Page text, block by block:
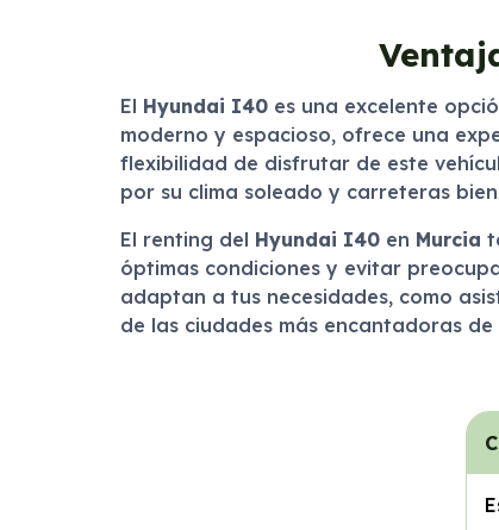
El Hyundai I40es una excelente
moderno y espacioso, ofrece una
flexibilidad de disfrutar de este
por su clima soleado y carreteras
El renting del Hyundai I40en Murcia
óptimas condiciones y evitar
adaptan a tus necesidades, como
de las ciudades más encantadoras de